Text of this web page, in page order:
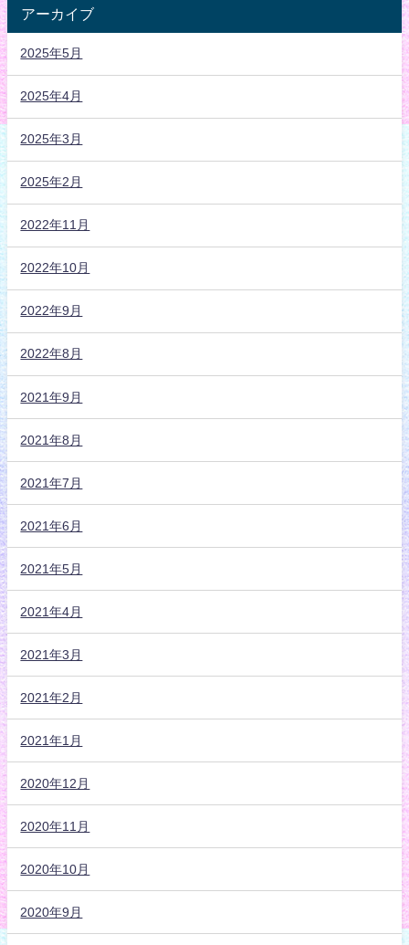
アーカイブ
2025年5月
2025年4月
2025年3月
2025年2月
2022年11月
2022年10月
2022年9月
2022年8月
2021年9月
2021年8月
2021年7月
2021年6月
2021年5月
2021年4月
2021年3月
2021年2月
2021年1月
2020年12月
2020年11月
2020年10月
2020年9月